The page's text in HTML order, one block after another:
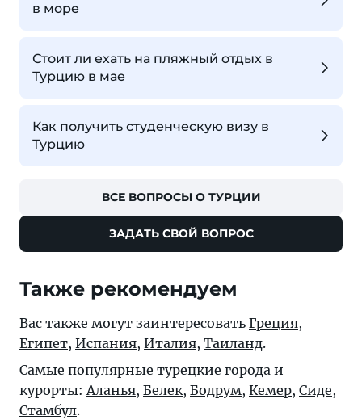
в море
Стоит ли ехать на пляжный отдых в
Турцию в мае
Как получить студенческую визу в
Турцию
ВСЕ ВОПРОСЫ О ТУРЦИИ
ЗАДАТЬ СВОЙ ВОПРОС
Также рекомендуем
Вас также могут заинтересовать Греция,
Египет, Испания, Италия, Таиланд.
Самые популярные турецкие города и
курорты:Аланья, Белек, Бодрум, Кемер, Сиде,
Стамбул.